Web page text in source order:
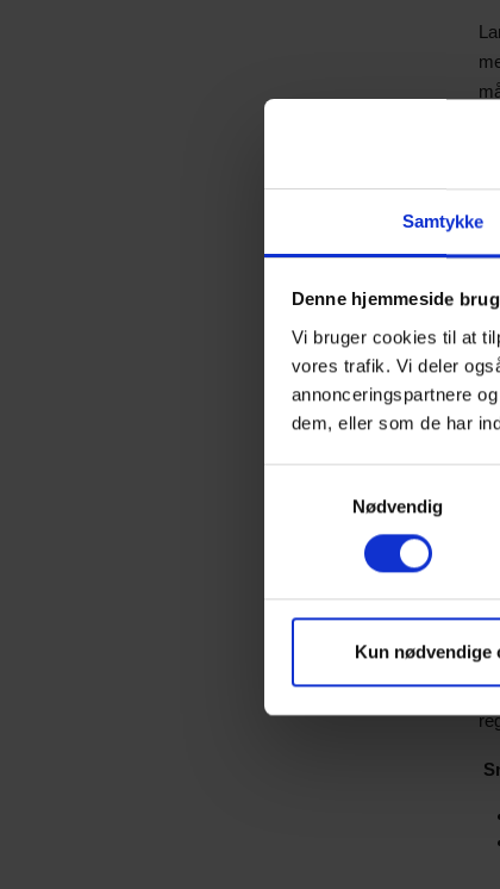
Samtykke
Denne hjemmeside
Vi bruger cookies til at
vores trafik. Vi deler
annonceringspartnere
dem, eller som de har
Nødvendig
Kun nødvendige